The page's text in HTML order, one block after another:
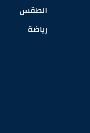
الطقس
رياضة